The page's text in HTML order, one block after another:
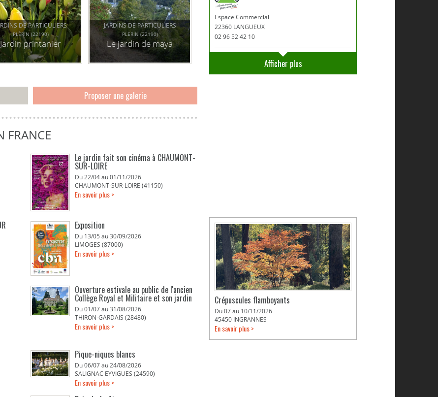
DE PARTICULIERS
PLÉRIN (22190)
Jardin printanier
JARDINS DE PARTICULIERS
PLERIN (22190)
Le jardin de maya
Proposer une galerie
FRANCE
Le jardin fait son cinéma à CHAUMONT-
SUR-LOIRE
Du 22/04 au 01/11/2026
CHAUMONT-SUR-LOIRE (41150)
En savoir plus >
Exposition
Du 13/05 au 30/09/2026
LIMOGES (87000)
En savoir plus >
Ouverture estivale au public de l'ancien
Collège Royal et Militaire et son jardin
Du 01/07 au 31/08/2026
THIRON-GARDAIS (28480)
En savoir plus >
Pique-niques blancs
Du 06/07 au 24/08/2026
SALIGNAC EYVIGUES (24590)
En savoir plus >
Espace Commercial
22360 LANGUEUX
02 96 52 42 10
Afficher plus
Crépuscules flamboyants
Du 07 au 10/11/2026
45450 INGRANNES
En savoir plus >